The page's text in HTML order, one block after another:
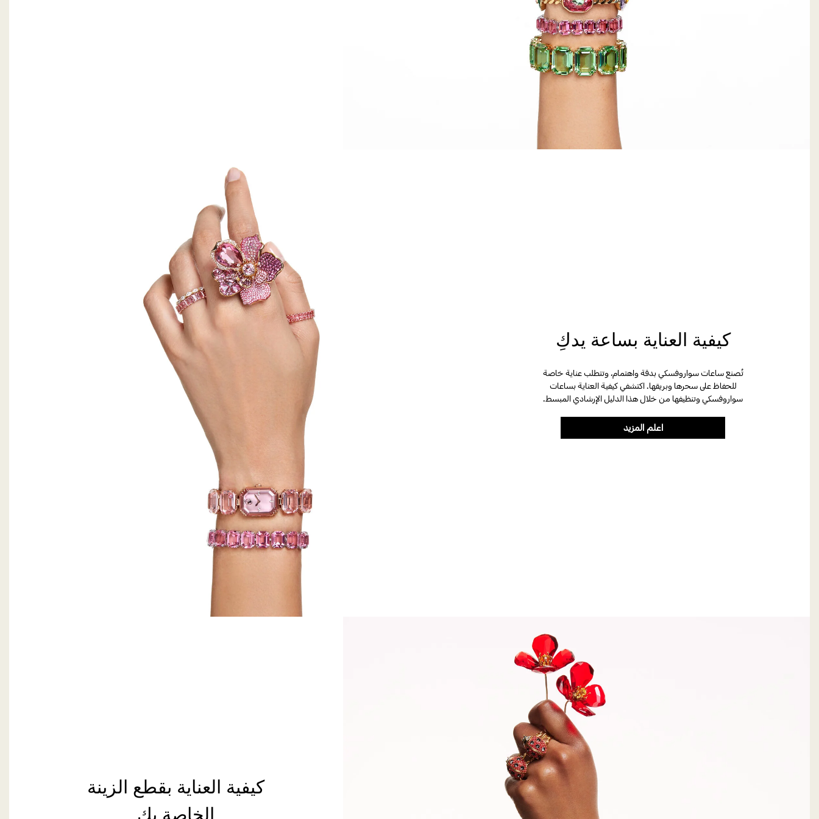
كيفية العناية بساعة يدكِ
تُصنع ساعات سواروفسكي بدقة واهتمام، وتتطلب عناية خاصة
للحفاظ على سحرها وبريقها. اكتشفي كيفية العناية بساعات
سواروفسكي وتنظيفها من خلال هذا الدليل الإرشادي المبسط.
اعلم المزيد
كيفية العناية بقطع الزينة